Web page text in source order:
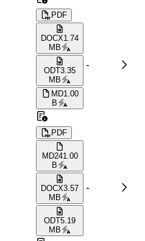
PDF
DOCX1.74
MB
ODT3.35
MB
MD1.00
B
-
PDF
MD241.00
B
DOCX3.57
MB
ODT5.19
MB
-